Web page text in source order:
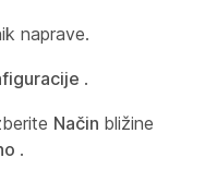
naprave.
.
Način bližine
.